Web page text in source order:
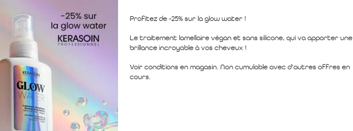
Profitez de -25% sur la glow water !
Le traitement lamellaire végan et sans silicone, qui va apporter une
brillance incroyable à vos cheveux !
Voir conditions en magasin. Non cumulable avec d’autres offres en
cours.